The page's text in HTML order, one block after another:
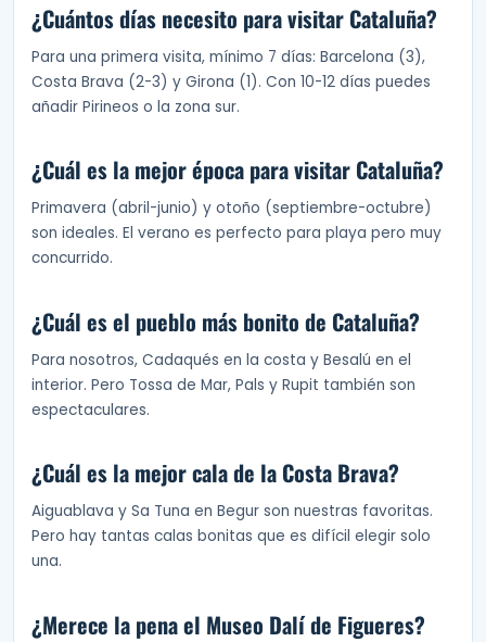
¿Cuántos días necesito para visitar Cataluña?
Para una primera visita, mínimo 7 días: Barcelona (3),
Costa Brava (2-3) y Girona (1). Con 10-12 días puedes
añadir Pirineos o la zona sur.
¿Cuál es la mejor época para visitar Cataluña?
Primavera (abril-junio) y otoño (septiembre-octubre)
son ideales. El verano es perfecto para playa pero muy
concurrido.
¿Cuál es el pueblo más bonito de Cataluña?
Para nosotros, Cadaqués en la costa y Besalú en el
interior. Pero Tossa de Mar, Pals y Rupit también son
espectaculares.
¿Cuál es la mejor cala de la Costa Brava?
Aiguablava y Sa Tuna en Begur son nuestras favoritas.
Pero hay tantas calas bonitas que es difícil elegir solo
una.
¿Merece la pena el Museo Dalí de Figueres?